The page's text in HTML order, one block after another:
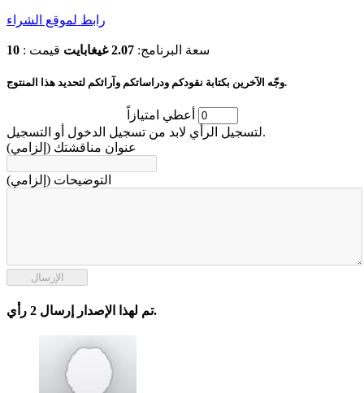
رابط لموقع الشراء
سعة البرنامج: 2.07 غيغابايت قیمت : 10
وجّه الآخرين بكتابة نقودكم ودراساتكم وآرائكم لتحديد هذا المنتوج.
لتسجيل الرأي لابد من تسجيل الدخول أو التسجيل.
عنوان مناقشتك (إلزامي)
التوضيحات (إلزامي)
الإرسال
تم لهذا الإصدار إرسال 2 رأي.